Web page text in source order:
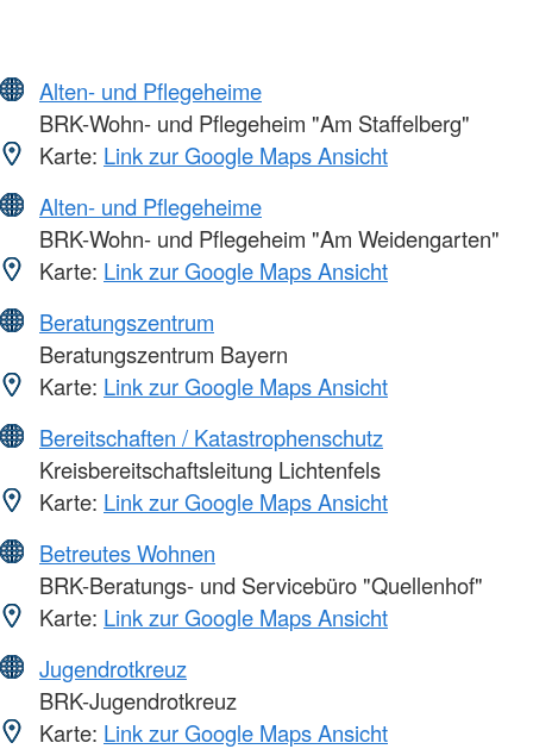
Alten- und Pflegeheime
BRK-Wohn- und Pflegeheim "Am Staffelberg"
Karte: Link zur Google Maps Ansicht
Alten- und Pflegeheime
BRK-Wohn- und Pflegeheim "Am Weidengarten"
Karte: Link zur Google Maps Ansicht
Beratungszentrum
Beratungszentrum Bayern
Karte: Link zur Google Maps Ansicht
Bereitschaften / Katastrophenschutz
Kreisbereitschaftsleitung Lichtenfels
Karte: Link zur Google Maps Ansicht
Betreutes Wohnen
BRK-Beratungs- und Servicebüro "Quellenhof"
Karte: Link zur Google Maps Ansicht
Jugendrotkreuz
BRK-Jugendrotkreuz
Karte: Link zur Google Maps Ansicht